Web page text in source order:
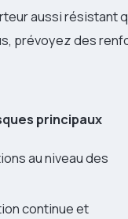
aussi résistant
prévoyez des
principaux
au niveau des
continue et